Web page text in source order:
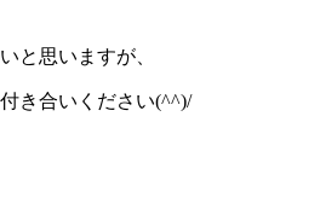
と思いますが、
き合いください(^^)/